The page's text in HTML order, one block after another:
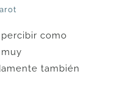
como
también